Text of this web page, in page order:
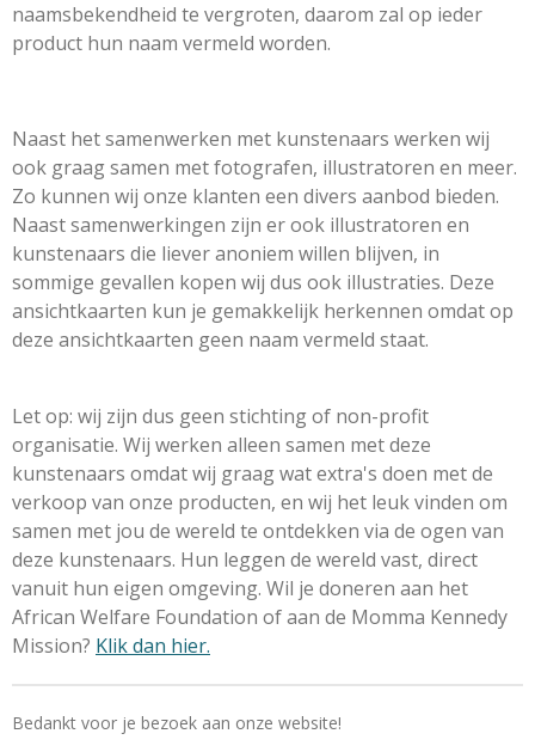
naamsbekendheid te vergroten, daarom zal op ieder
product hun naam vermeld worden.
Naast het samenwerken met kunstenaars werken wij
ook graag samen met fotografen, illustratoren en meer.
Zo kunnen wij onze klanten een divers aanbod bieden.
Naast samenwerkingen zijn er ook illustratoren en
kunstenaars die liever anoniem willen blijven, in
sommige gevallen kopen wij dus ook illustraties. Deze
ansichtkaarten kun je gemakkelijk herkennen omdat op
deze ansichtkaarten geen naam vermeld staat.
Let op: wij zijn dus geen stichting of non-profit
organisatie. Wij werken alleen samen met deze
kunstenaars omdat wij graag wat extra's doen met de
verkoop van onze producten, en wij het leuk vinden om
samen met jou de wereld te ontdekken via de ogen van
deze kunstenaars. Hun leggen de wereld vast, direct
vanuit hun eigen omgeving. Wil je doneren aan het
African Welfare Foundation of aan de Momma Kennedy
Mission? Klik dan hier.
Bedankt voor je bezoek aan onze website!